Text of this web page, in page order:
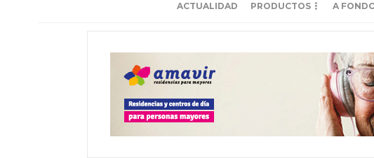
ACTUALIDAD PRODUCTOS A